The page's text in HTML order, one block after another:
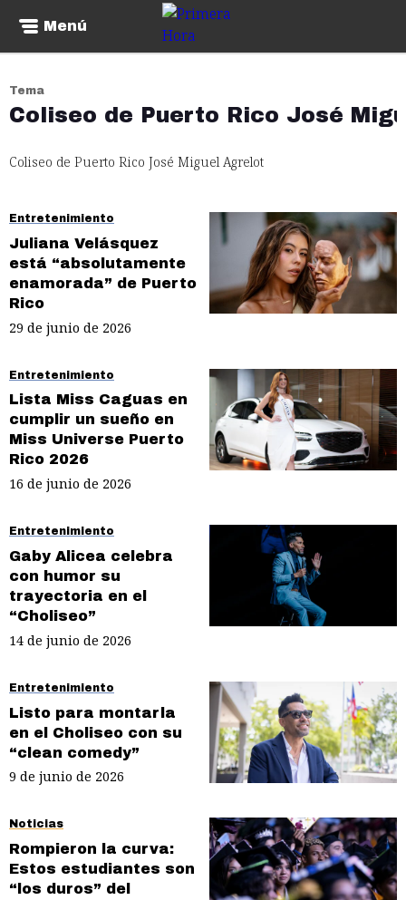
Menú
Tema
Coliseo de Puerto Rico José
Coliseo de Puerto Rico José Miguel Agrelot
Entretenimiento
Juliana Velásquez
está “absolutamente
enamorada” de Puerto
Rico
29 de junio de 2026
Entretenimiento
Lista Miss Caguas en
cumplir un sueño en
Miss Universe Puerto
Rico 2026
16 de junio de 2026
Entretenimiento
Gaby Alicea celebra
con humor su
trayectoria en el
“Choliseo”
14 de junio de 2026
Entretenimiento
Listo para montarla
en el Choliseo con su
“clean comedy”
9 de junio de 2026
Noticias
Rompieron la curva:
Estos estudiantes son
“los duros” del